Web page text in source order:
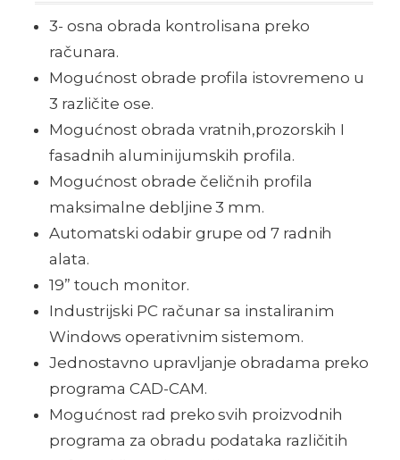
3- osna obrada kontrolisana preko
računara.
Mogućnost obrade profila istovremeno u
3 različite ose.
Mogućnost obrada vratnih,prozorskih I
fasadnih aluminijumskih profila.
Mogućnost obrade čeličnih profila
maksimalne debljine 3 mm.
Automatski odabir grupe od 7 radnih
alata.
19” touch monitor.
Industrijski PC računar sa instaliranim
Windows operativnim sistemom.
Jednostavno upravljanje obradama preko
programa CAD-CAM.
Mogućnost rad preko svih proizvodnih
programa za obradu podataka različitih